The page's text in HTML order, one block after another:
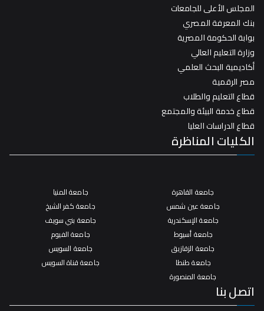
المجلس الأعلى للجامعات
بنك المعرفة المصري
بوابة الحكومة المصرية
وزارة التعليم العالي
أكاديمية البحث العلمي
مصر الرقمية
قطاع التعليم والطلاب
قطاع خدمة البيئة والمجتمع
قطاع الدراسات العليا
الكليات المناظرة
جامعة القاهرة
جامعة عين شمس
جامعة الإسكندرية
جامعة أسيوط
جامعة الزقازيق
جامعة طنطا
جامعة المنصورة
جامعة المنيا
جامعة كفر الشيخ
جامعة بني سويف
جامعة الفيوم
جامعة السويس
جامعة قناة السويس
اتصل بنا